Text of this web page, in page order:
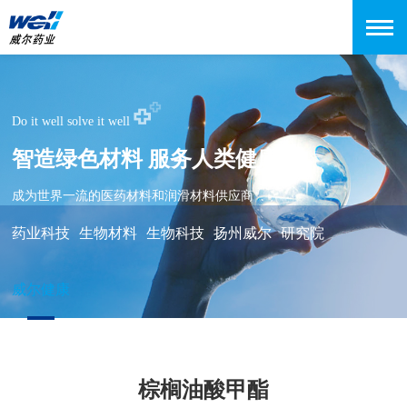
Do it well solve it well
智造绿色材料 服务人类健康
成为世界一流的医药材料和润滑材料供应商
药业科技 生物材料 生物科技 扬州威尔 研究院
威尔健康
棕榈油酸甲酯